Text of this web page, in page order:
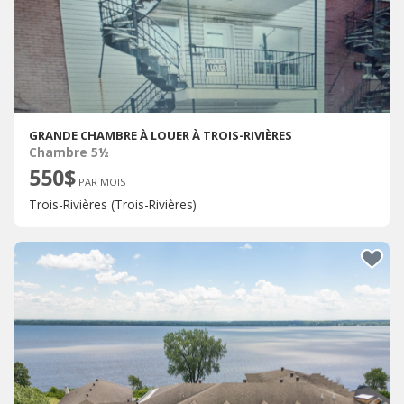
GRANDE CHAMBRE À LOUER À TROIS-RIVIÈRES
Chambre 5½
550$ PAR MOIS
Trois-Rivières (Trois-Rivières)